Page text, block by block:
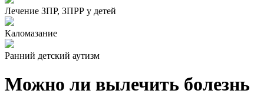
Лечение ЗПР, ЗПРР у детей
Каломазание
Ранний детский аутизм
Можно ли вылечить болезнь